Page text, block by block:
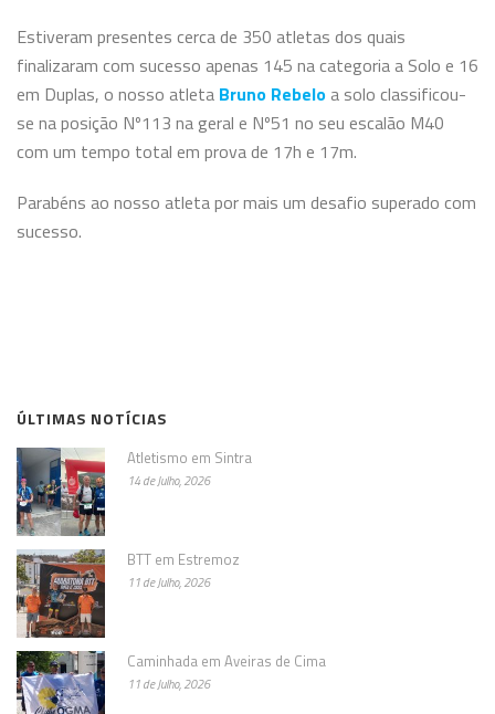
Estiveram presentes cerca de 350 atletas dos quais
finalizaram com sucesso apenas 145 na categoria a Solo e 16
em Duplas, o nosso atleta Bruno Rebelo a solo classificou-
se na posição Nº113 na geral e Nº51 no seu escalão M40
com um tempo total em prova de 17h e 17m.
Parabéns ao nosso atleta por mais um desafio superado com
sucesso.
ÚLTIMAS NOTÍCIAS
Atletismo em Sintra
14 de Julho, 2026
BTT em Estremoz
11 de Julho, 2026
Caminhada em Aveiras de Cima
11 de Julho, 2026